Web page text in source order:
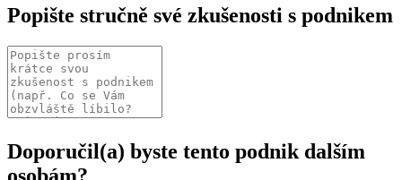
Popište stručně své zkušenosti s podnikem
Doporučil(a) byste tento podnik dalším
osobám?